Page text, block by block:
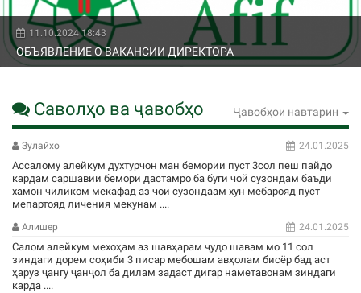
11.10.2024 18:43
ОБЪЯВЛЕНИЕ О ВАКАНСИИ ДИРЕКТОРА
Саволҳо ва ҷавобҳо Ҷавобҳои навтарин
Зулайхо 24.01.2025
Ассалому алейкум духтурчон ман бемории пуст 3сол пеш пайдо
кардам саршавии бемори дастамро ба буги чой сузондам баъди
хамон чиликом мекафад аз чои сузондаам хун мебарояд пуст
мепартояд личения мекунам ....
Алишер 24.01.2025
Салом алейкум мехоҳам аз шавҳарам ҷудо шавам мо 11 сол
зиндаги дорем соҳиби 3 писар мебошам авҳолам бисёр бад аст
ҳаруз ҷангу ҷанҷол ба дилам задаст дигар наметавонам зиндаги
карда ....